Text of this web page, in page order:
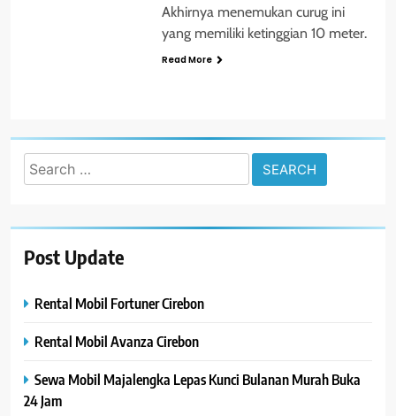
Akhirnya menemukan curug ini
yang memiliki ketinggian 10 meter.
Read More
Search
for:
Post Update
Rental Mobil Fortuner Cirebon
Rental Mobil Avanza Cirebon
Sewa Mobil Majalengka Lepas Kunci Bulanan Murah Buka
24 Jam